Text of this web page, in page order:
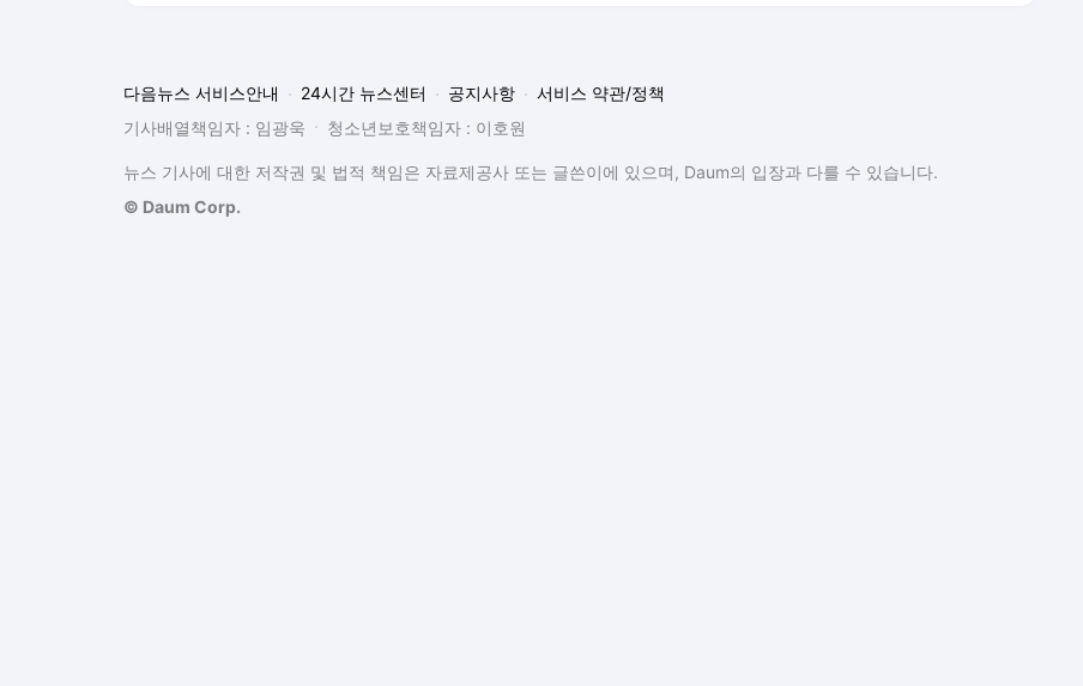
다음뉴스 서비스안내 24시간 뉴스센터 공지사항
서비스 약관/정책
기사배열책임자 : 임광욱
청소년보호책임자 : 이호원
뉴스 기사에 대한 저작권 및 법적 책임은 자료제공사 또는 글쓴이에 있으며, Daum의 입장과 다를 수 있습니다.
© Daum Corp.